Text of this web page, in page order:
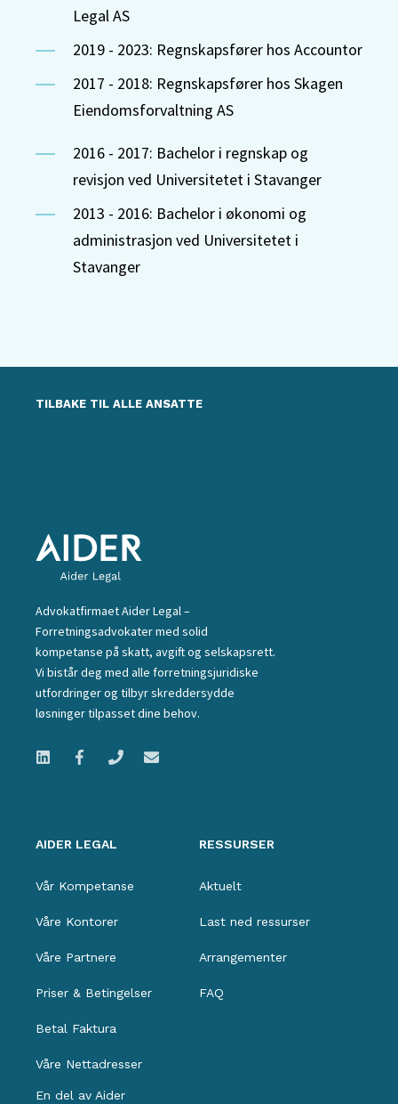
Legal AS
2019 - 2023: Regnskapsfører hos Accountor
2017 - 2018: Regnskapsfører hos Skagen
Eiendomsforvaltning AS
2016 - 2017: Bachelor i regnskap og
revisjon ved Universitetet i Stavanger
2013 - 2016: Bachelor i økonomi og
administrasjon ved Universitetet i
Stavanger
TILBAKE TIL ALLE ANSATTE
Advokatfirmaet Aider Legal –
Forretningsadvokater med solid
kompetanse på skatt, avgift og selskapsrett.
Vi bistår deg med alle forretningsjuridiske
utfordringer og tilbyr skreddersydde
løsninger tilpasset dine behov.
AIDER LEGAL
Vår Kompetanse
Våre Kontorer
Våre Partnere
Priser & Betingelser
Betal Faktura
Våre Nettadresser
En del av Aider
RESSURSER
Aktuelt
Last ned ressurser
Arrangementer
FAQ